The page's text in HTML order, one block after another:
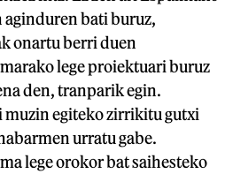
aginduren bati buruz,
onartu berri duen
lege proiektuari buruz
den, tranparik egin.
egiteko zirrikitu gutxi
urratu gabe.
lege orokor bat saihesteko